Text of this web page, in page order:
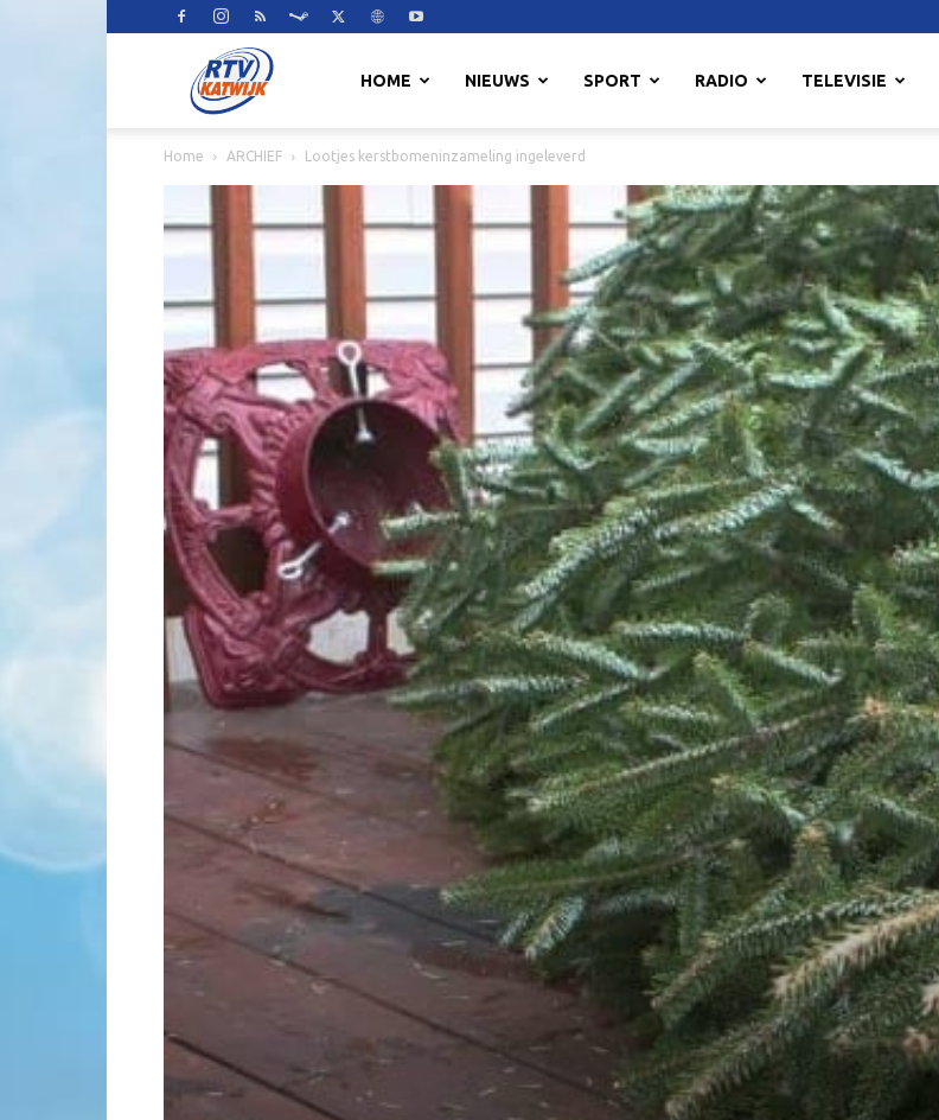
HOME NIEUWS SPORT RADIO TELEVISIE
Home ARCHIEF Lootjes kerstbomeninzameling ingeleverd